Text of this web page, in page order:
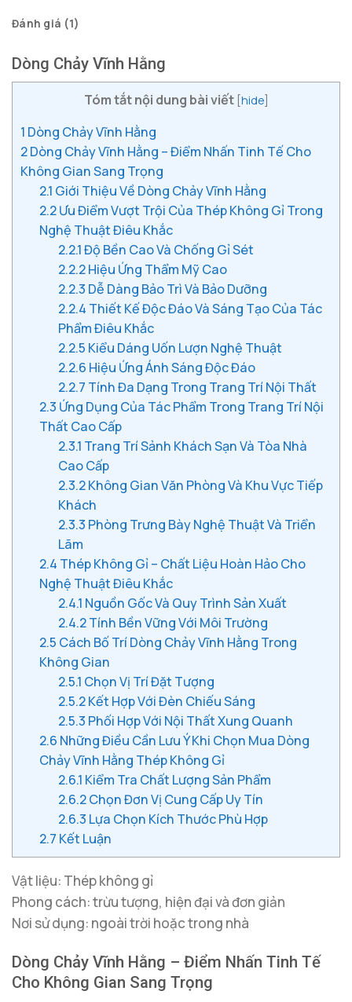
Đánh giá (1)
Dòng Chảy Vĩnh Hằng
Tóm tắt nội dung bài viết hide]
1 Dòng Chảy Vĩnh Hằng
2Dòng Chảy Vĩnh Hằng – Điểm Nhấn Tinh Tế Cho
Không Gian Sang Trọng
2.1 Giới Thiệu Về Dòng Chảy Vĩnh Hằng
2.2Ưu Điểm Vượt Trội Của Thép Không Gỉ Trong
Nghệ Thuật Điêu Khắc
2.2.1Độ Bền Cao Và Chống Gỉ Sét
2.2.2Hiệu Ứng Thẩm Mỹ Cao
2.2.3 Dễ Dàng Bảo Trì Và Bảo Dưỡng
2.2.4 Thiết Kế Độc Đáo Và Sáng Tạo Của Tác
Phẩm Điêu Khắc
2.2.5 Kiểu Dáng Uốn Lượn Nghệ Thuật
2.2.6 Hiệu Ứng Ánh Sáng Độc Đáo
2.2.7 Tính Đa Dạng Trong Trang Trí Nội Thất
2.3 Ứng Dụng Của Tác Phẩm Trong Trang Trí Nội
Thất Cao Cấp
2.3.1 Trang Trí Sảnh Khách Sạn Và Tòa Nhà
Cao Cấp
2.3.2Không Gian Văn Phòng Và Khu Vực Tiếp
Khách
2.3.3 Phòng Trưng Bày Nghệ Thuật Và Triển
Lãm
2.4 Thép Không Gỉ – Chất Liệu Hoàn Hảo Cho
Nghệ Thuật Điêu Khắc
2.4.1 Nguồn Gốc Và Quy Trình Sản Xuất
2.4.2Tính Bền Vững Với Môi Trường
2.5 Cách Bố Trí Dòng Chảy Vĩnh Hằng Trong
Không Gian
2.5.1 Chọn Vị Trí Đặt Tượng
2.5.2Kết Hợp Với Đèn Chiếu Sáng
2.5.3 Phối Hợp Với Nội Thất Xung Quanh
2.6 Những Điều Cần Lưu Ý Khi Chọn Mua Dòng
Chảy Vĩnh Hằng Thép Không Gỉ
2.6.1 Kiểm Tra Chất Lượng Sản Phẩm
2.6.2Chọn Đơn Vị Cung Cấp Uy Tín
2.6.3 Lựa Chọn Kích Thước Phù Hợp
2.7 Kết Luận
Vật liệu: Thép không gỉ
Phong cách: trừu tượng, hiện đại và đơn giản
Nơi sử dụng: ngoài trời hoặc trong nhà
Dòng Chảy Vĩnh Hằng – Điểm Nhấn Tinh Tế
Cho Không Gian Sang Trọng